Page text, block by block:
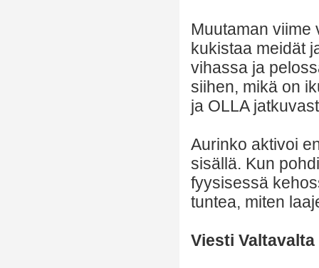
Muutaman viime
kukistaa meidät
vihassa ja
siihen, mikä on
ja OLLA
Aurinko aktivoi
sisällä. Kun
fyysisessä
tuntea, miten
Viesti